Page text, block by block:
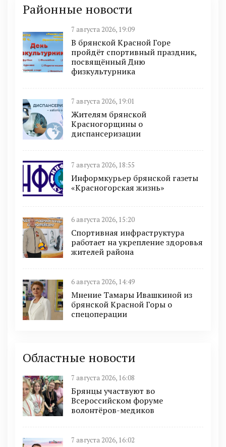
Районные новости
7 августа 2026, 19:09
В брянской Красной Горе
пройдёт спортивный праздник,
посвящённый Дню
физкультурника
7 августа 2026, 19:01
Жителям брянской
Красногорщины о
диспансеризации
7 августа 2026, 18:55
Информкурьер брянской газеты
«Красногорская жизнь»
6 августа 2026, 15:20
Спортивная инфраструктура
работает на укрепление здоровья
жителей района
6 августа 2026, 14:49
Мнение Тамары Ивашкиной из
брянской Красной Горы о
спецоперации
Областные новости
7 августа 2026, 16:08
Брянцы участвуют во
Всероссийском форуме
волонтёров-медиков
7 августа 2026, 16:02